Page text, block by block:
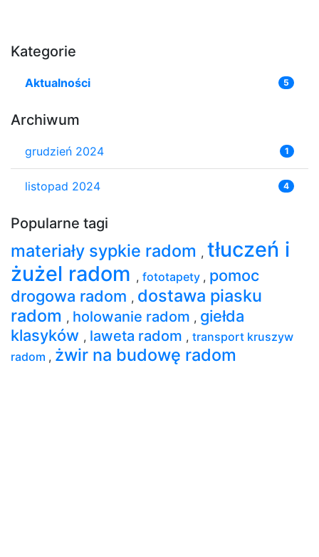
Kategorie
Aktualności 5
Archiwum
grudzień 2024 1
listopad 2024 4
Popularne tagi
materiały sypkie radom , tłuczeń i
żużel radom , fototapety , pomoc
drogowa radom , dostawa piasku
radom , holowanie radom , giełda
klasyków , laweta radom , transport kruszyw
radom , żwir na budowę radom